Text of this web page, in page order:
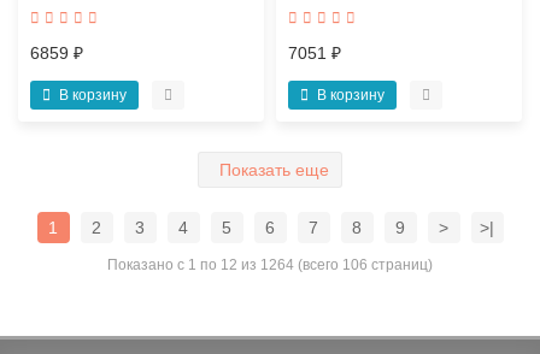
6859 ₽
В корзину
7051 ₽
В корзину
Показать еще
1 2 3 4 5 6 7 8 9 > >|
Показано с 1 по 12 из 1264 (всего 106 страниц)